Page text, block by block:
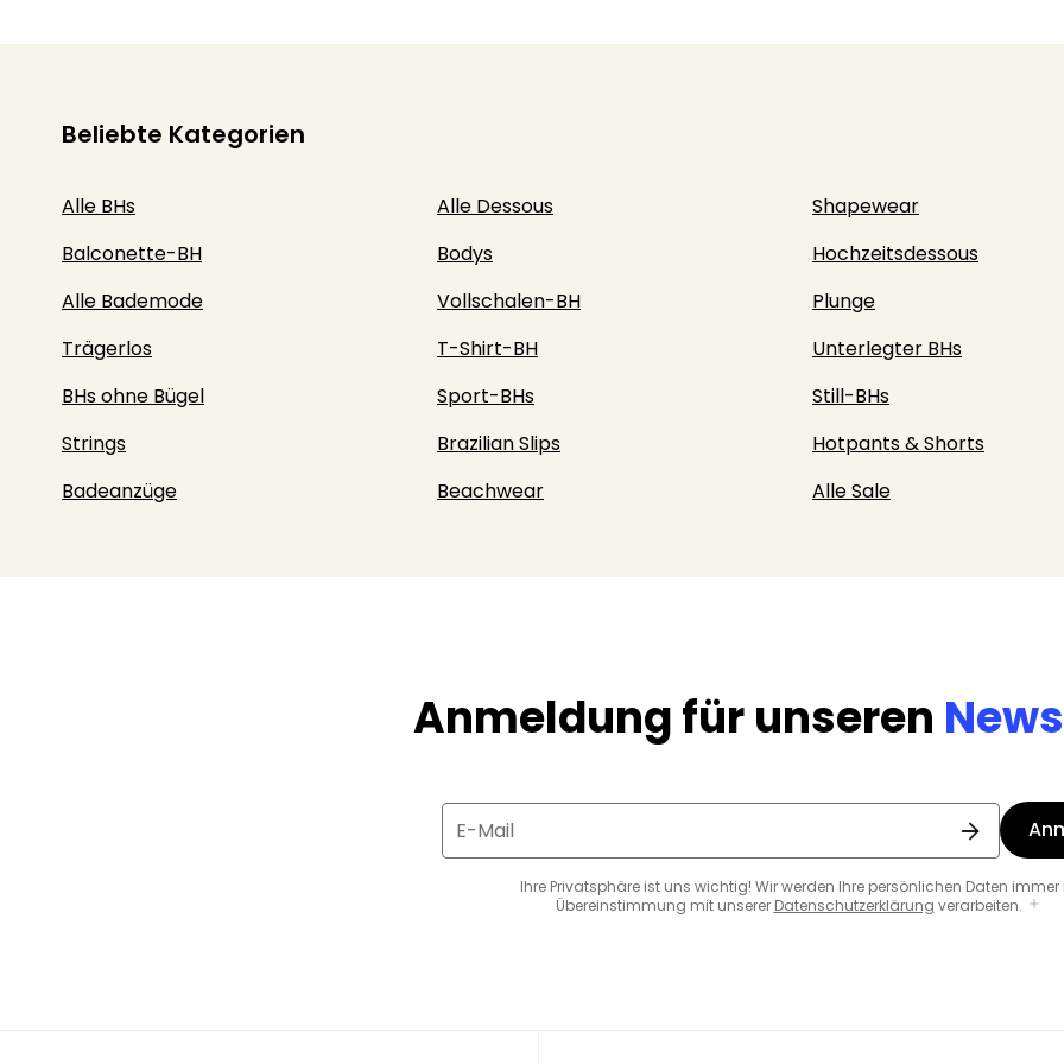
Beliebte Kategorien
Alle BHs Alle Dessous Shapewear
Balconette-BH
Bodys Hochzeitsdessous
Alle Bademode
Vollschalen-BH Plunge
Trägerlos
T-Shirt-BH Unterlegter BHs
BHs ohne Bügel
Sport-BHs Still-BHs
Strings
Brazilian Slips Hotpants & Shorts
Badeanzüge
Beachwear Alle Sale
Anmeldung für unseren
E-Mail
Ihre Privatsphäre ist uns wichtig! Wir werden Ihre persönlichen Daten immer
Übereinstimmung mit unserer Datenschutzerklärung verarbeiten.